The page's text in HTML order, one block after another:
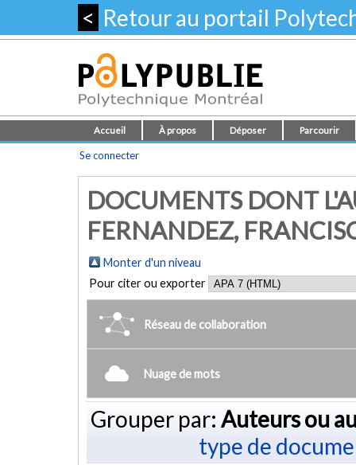
< Retour au portail
Accueil À propos Déposer Parcourir
Se connecter
DOCUMENTS DONT
FERNANDEZ,
Monter d'un niveau
Pour citer ou exporter
Réseau de collaboration
Nuage de mots
Grouper par: Auteurs ou
type de